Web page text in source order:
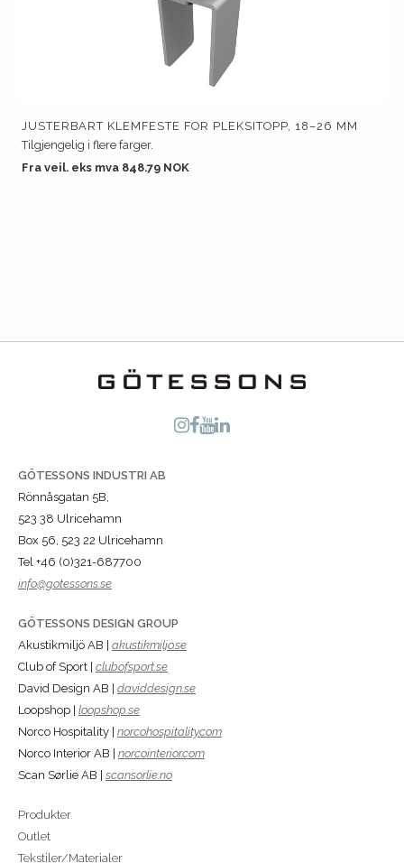
JUSTERBART KLEMFESTE FOR PLEKSITOPP, 18–26 MM
Tilgjengelig i flere farger.
Fra veil. eks mva 848.79 NOK
GÖTESSONS INDUSTRI AB
Rönnåsgatan 5B,
523 38 Ulricehamn
Box 56, 523 22 Ulricehamn
Tel +46 (0)321-687700
info@gotessons.se
GÖTESSONS DESIGN GROUP
Akustikmiljö AB | akustikmiljo.se
Club of Sport | clubofsport.se
David Design AB | daviddesign.se
Loopshop | loopshop.se
Norco Hospitality | norcohospitality.com
Norco Interior AB | norcointerior.com
Scan Sørlie AB | scansorlie.no
Produkter
Outlet
Tekstiler/Materialer